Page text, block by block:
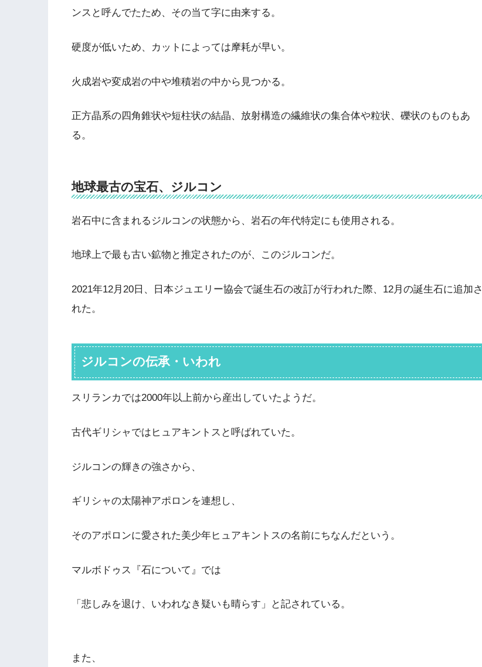
ンスと呼んでたため、その当て字に由来する。
硬度が低いため、カットによっては摩耗が早い。
火成岩や変成岩の中や堆積岩の中から見つかる。
正方晶系の四角錐状や短柱状の結晶、放射構造の繊維状の集合体や粒状、礫状のものもあ
る。
地球最古の宝石、ジルコン
岩石中に含まれるジルコンの状態から、岩石の年代特定にも使用される。
地球上で最も古い鉱物と推定されたのが、このジルコンだ。
2021年12月20日、日本ジュエリー協会で誕生石の改訂が行われた際、12月の誕生石に追加さ
れた。
ジルコンの伝承・いわれ
スリランカでは2000年以上前から産出していたようだ。
古代ギリシャではヒュアキントスと呼ばれていた。
ジルコンの輝きの強さから、
ギリシャの太陽神アポロンを連想し、
そのアポロンに愛された美少年ヒュアキントスの名前にちなんだという。
マルボドゥス『石について』では
「悲しみを退け、いわれなき疑いも晴らす」と記されている。
また、